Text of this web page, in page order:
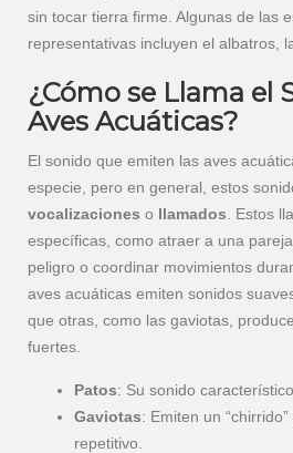
sin tocar tierra firme. Algunas de las
representativas incluyen el albatros,
¿Cómo se Llama el
Aves Acuáticas?
El sonido que emiten las aves
especie, pero en general, estos
vocalizaciones o llamados . Estos
específicas, como atraer a una
peligro o coordinar movimientos
aves acuáticas emiten sonidos
que otras, como las gaviotas,
fuertes.
Patos: Su sonido característico
Gaviotas: Emiten un
repetitivo.